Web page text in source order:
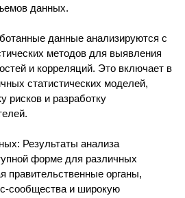
данных.
данные анализируются с
методов для выявления
и корреляций. Это включает в
статистических моделей,
рисков и разработку
Результаты анализа
форме для различных
правительственные органы,
сообщества и широкую